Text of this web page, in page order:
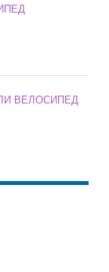
ВЕЛОСИПЕД